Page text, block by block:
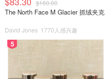
$160.00
The North Face M Glacier 抓绒夹克
David Jones 1770人感兴趣
5